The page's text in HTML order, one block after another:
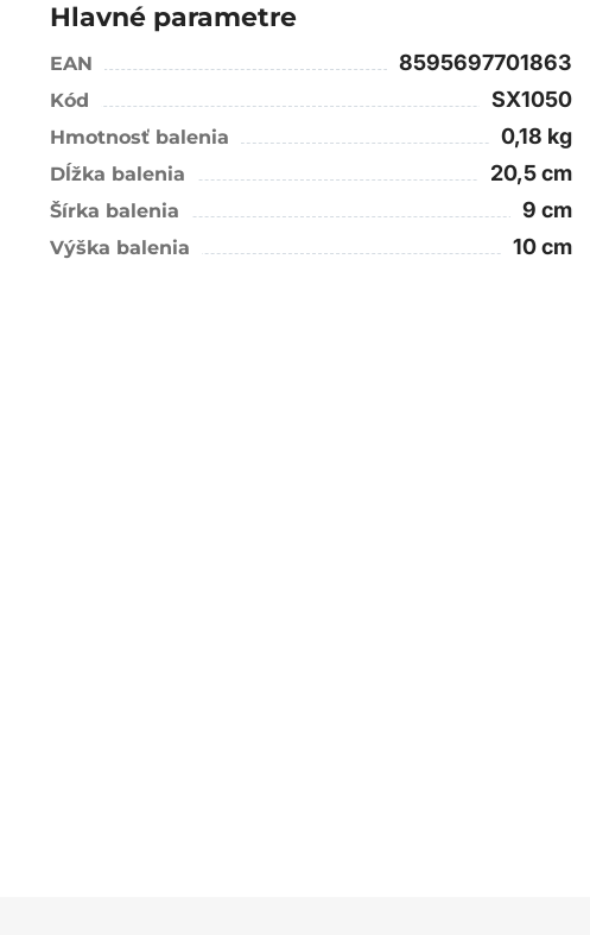
Hlavné parametre
EAN 8595697701863
Kód SX1050
Hmotnosť balenia 0,18 kg
Dĺžka balenia 20,5 cm
Šírka balenia 9 cm
Výška balenia 10 cm